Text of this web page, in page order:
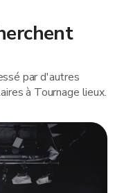
par d'autres
à Tournage lieux.